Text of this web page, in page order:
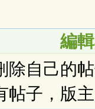
編
除自己的
帖子，版